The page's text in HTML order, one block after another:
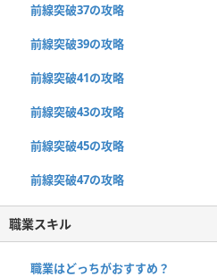
前線突破37の攻略
前線突破39の攻略
前線突破41の攻略
前線突破43の攻略
前線突破45の攻略
前線突破47の攻略
職業スキル
職業はどっちがおすすめ？